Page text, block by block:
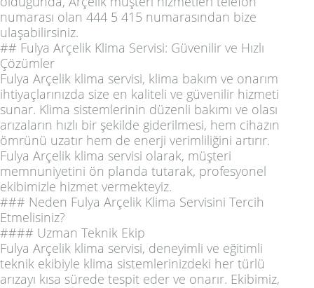
numarası olan 444 5 415 numarasından bize
ulaşabilirsiniz.
## Fulya Arçelik Klima Servisi: Güvenilir ve Hızlı
Çözümler
Fulya Arçelik klima servisi, klima bakım ve onarım
ihtiyaçlarınızda size en kaliteli ve güvenilir hizmeti
sunar. Klima sistemlerinin düzenli bakımı ve olası
arızaların hızlı bir şekilde giderilmesi, hem cihazın
ömrünü uzatır hem de enerji verimliliğini artırır.
Fulya Arçelik klima servisi olarak, müşteri
memnuniyetini ön planda tutarak, profesyonel
ekibimizle hizmet vermekteyiz.
### Neden Fulya Arçelik Klima Servisini Tercih
Etmelisiniz?
#### Uzman Teknik Ekip
Fulya Arçelik klima servisi, deneyimli ve eğitimli
teknik ekibiyle klima sistemlerinizdeki her türlü
arızayı kısa sürede tespit eder ve onarır. Ekibimiz,